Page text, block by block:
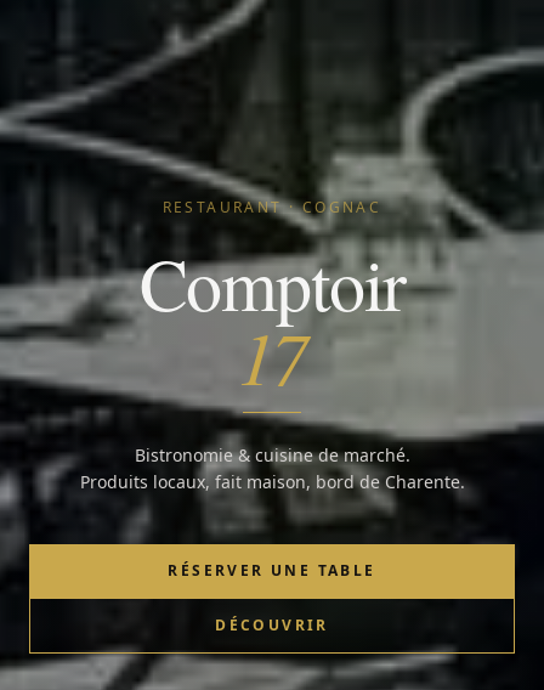
RESTAURANT · COGNAC
Comptoir
17
Bistronomie & cuisine de marché.
Produits locaux, fait maison, bord de Charente.
RÉSERVER UNE TABLE
DÉCOUVRIR